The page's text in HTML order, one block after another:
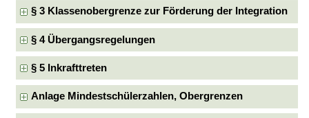
§ 3 Klassenobergrenze zur Förderung der Integration
§ 4 Übergangsregelungen
§ 5 Inkrafttreten
Anlage Mindestschülerzahlen, Obergrenzen